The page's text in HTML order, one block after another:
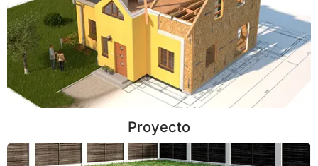
Proyecto